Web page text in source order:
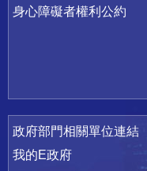
身心障礙者權利公約
政府部門相關單位連結
我的E政府